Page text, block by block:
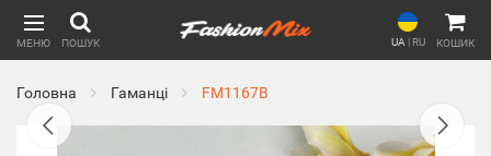
МЕНЮ ПОШУК UA | RU КОШИК
Головна Гаманці FM1167B